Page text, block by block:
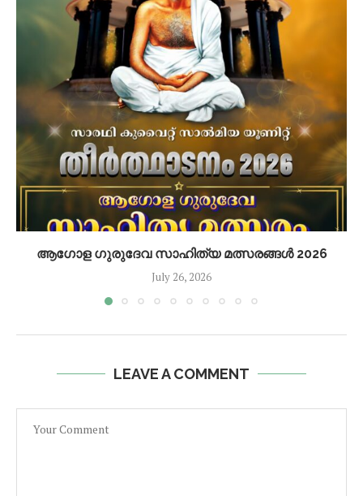
ആഗോള ഗുരുദേവ സാഹിത്യ മത്സരങ്ങൾ 2026
July 26, 2026
LEAVE A COMMENT